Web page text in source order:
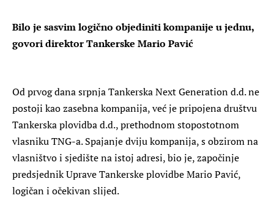
Bilo je sasvim logično objediniti kompanije u jednu,
govori direktor Tankerske Mario Pavić
Od prvog dana srpnja Tankerska Next Generation d.d. ne
postoji kao zasebna kompanija, već je pripojena društvu
Tankerska plovidba d.d., prethodnom stopostotnom
vlasniku TNG-a. Spajanje dviju kompanija, s obzirom na
vlasništvo i sjedište na istoj adresi, bio je, započinje
predsjednik Uprave Tankerske plovidbe Mario Pavić,
logičan i očekivan slijed.